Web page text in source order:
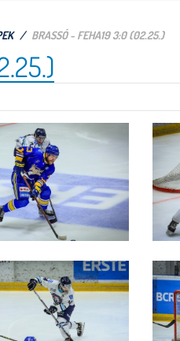
BRASSÓ - FEHA19 3:0 (02.25.)